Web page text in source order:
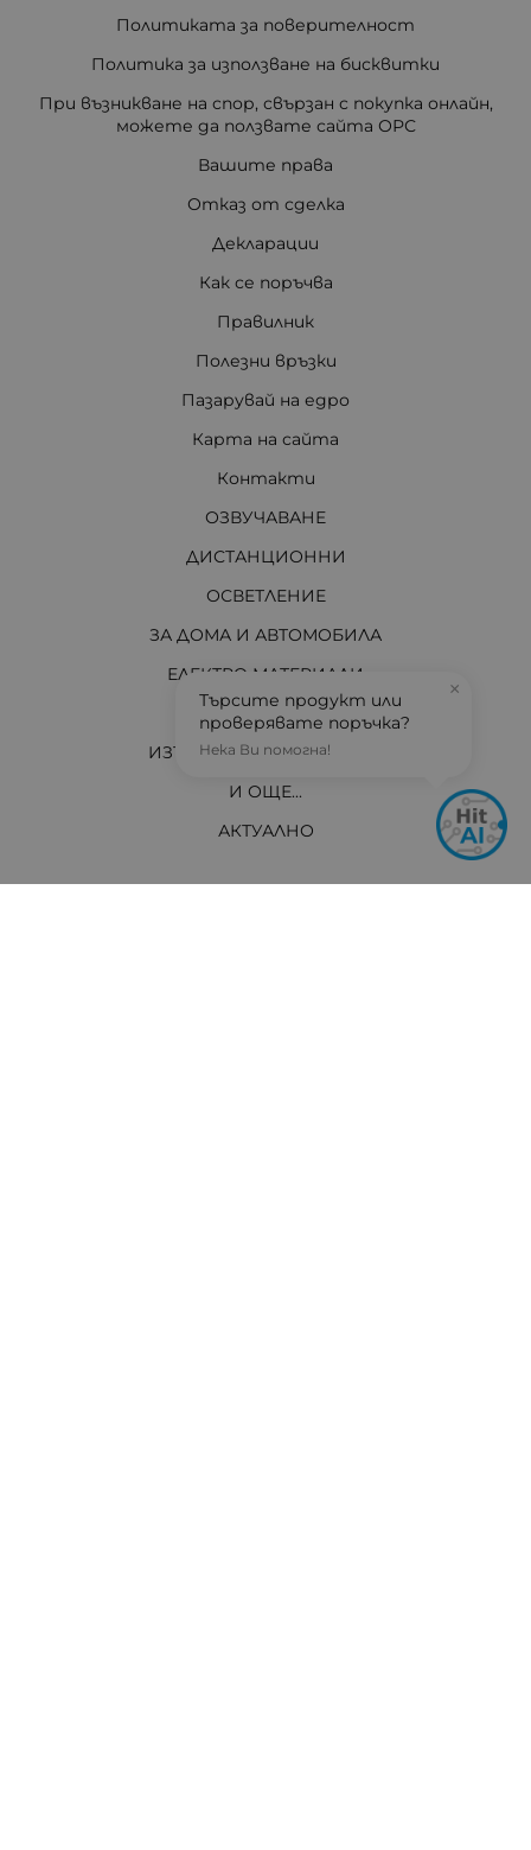
Политиката за поверителност
Политика за използване на бисквитки
При възникване на спор, свързан с покупка онлайн,
можете да ползвате сайта ОРС
Вашите права
Отказ от сделка
Декларации
Как се поръчва
Правилник
Полезни връзки
Пазарувай на едро
Карта на сайта
Контакти
ОЗВУЧАВАНЕ
ДИСТАНЦИОННИ
ОСВЕТЛЕНИЕ
ЗА ДОМА И АВТОМОБИЛА
ЕЛЕКТРО МАТЕРИАЛИ
ЗА ВАС ТЕХНИЦИ
ИЗТОЧНИЦИ НА ЕНЕРГИЯ
И ОЩЕ...
АКТУАЛНО
×
Търсите продукт или
проверявате поръчка?
Нека Ви помогна!